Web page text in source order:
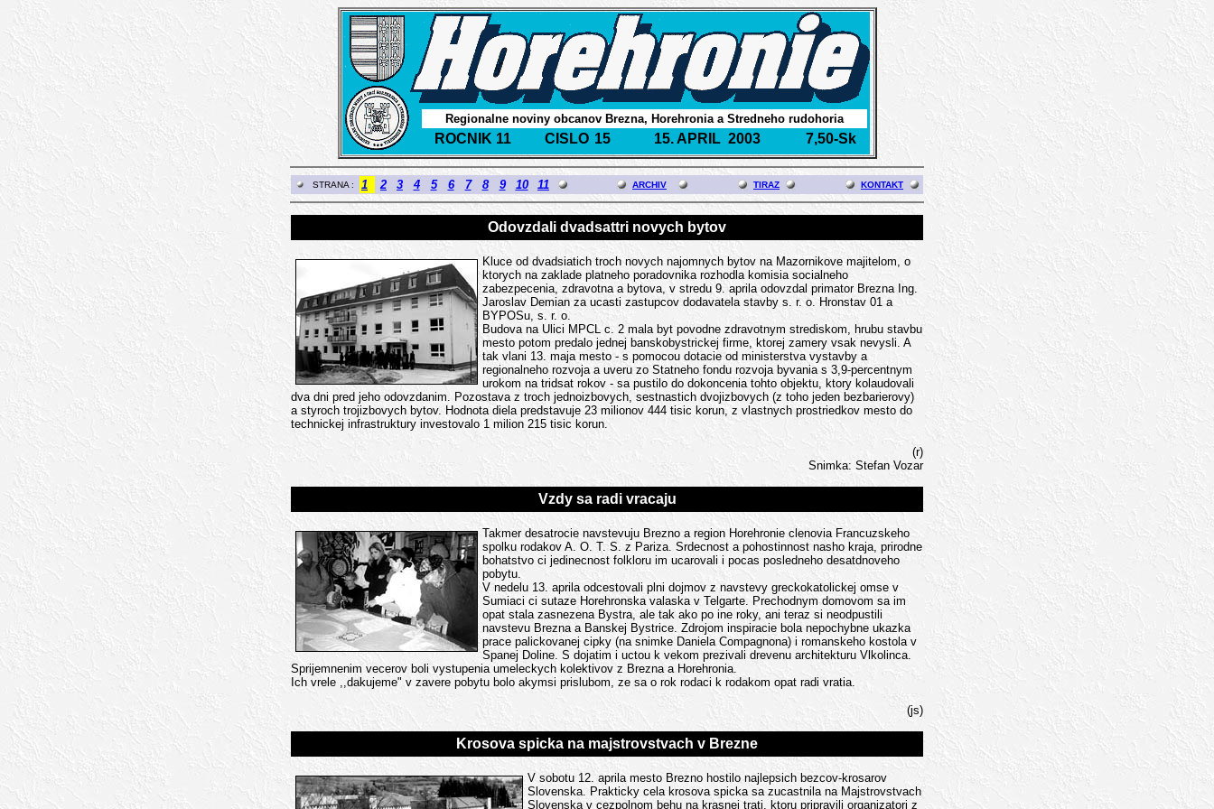
Regionalne noviny obcanov Brezna, Horehronia a Stredneho rudohoria
ROCNIK 11 CISLO 15 15. APRIL 2003 7,50-Sk
STRANA : 1 2 3 4 5 6 7 8 9 10 11 ARCHIV TIRAZ KONTAKT
Odovzdali dvadsattri novych bytov
Kluce od dvadsiatich troch novych najomnych bytov na Mazornikove majitelom, o
ktorych na zaklade platneho poradovnika rozhodla komisia socialneho
zabezpecenia, zdravotna a bytova, v stredu 9. aprila odovzdal primator Brezna Ing.
Jaroslav Demian za ucasti zastupcov dodavatela stavby s. r. o. Hronstav 01 a
BYPOSu, s. r. o.
Budova na Ulici MPCL c. 2 mala byt povodne zdravotnym strediskom, hrubu stavbu
mesto potom predalo jednej banskobystrickej firme, ktorej zamery vsak nevysli. A
tak vlani 13. maja mesto - s pomocou dotacie od ministerstva vystavby a
regionalneho rozvoja a uveru zo Statneho fondu rozvoja byvania s 3,9-percentnym
urokom na tridsat rokov - sa pustilo do dokoncenia tohto objektu, ktory kolaudovali
dva dni pred jeho odovzdanim. Pozostava z troch jednoizbovych, sestnastich dvojizbovych (z toho jeden bezbarierovy)
a styroch trojizbovych bytov. Hodnota diela predstavuje 23 milionov 444 tisic korun, z vlastnych prostriedkov mesto do
technickej infrastruktury investovalo 1 milion 215 tisic korun.
(r)
Snimka: Stefan Vozar
Vzdy sa radi vracaju
Takmer desatrocie navstevuju Brezno a region Horehronie clenovia Francuzskeho
spolku rodakov A. O. T. S. z Pariza. Srdecnost a pohostinnost nasho kraja, prirodne
bohatstvo ci jedinecnost folkloru im ucarovali i pocas posledneho desatdnoveho
pobytu.
V nedelu 13. aprila odcestovali plni dojmov z navstevy greckokatolickej omse v
Sumiaci ci sutaze Horehronska valaska v Telgarte. Prechodnym domovom sa im
opat stala zasnezena Bystra, ale tak ako po ine roky, ani teraz si neodpustili
navstevu Brezna a Banskej Bystrice. Zdrojom inspiracie bola nepochybne ukazka
prace palickovanej cipky (na snimke Daniela Compagnona) i romanskeho kostola v
Spanej Doline. S dojatim i uctou k vekom prezivali drevenu architekturu Vlkolinca.
Sprijemnenim vecerov boli vystupenia umeleckych kolektivov z Brezna a Horehronia.
Ich vrele ,,dakujeme" v zavere pobytu bolo akymsi prislubom, ze sa o rok rodaci k rodakom opat radi vratia.
(js)
Krosova spicka na majstrovstvach v Brezne
V sobotu 12. aprila mesto Brezno hostilo najlepsich bezcov-krosarov
Slovenska. Prakticky cela krosova spicka sa zucastnila na Majstrovstvach
Slovenska v cezpolnom behu na krasnej trati, ktoru pripravili organizatori z